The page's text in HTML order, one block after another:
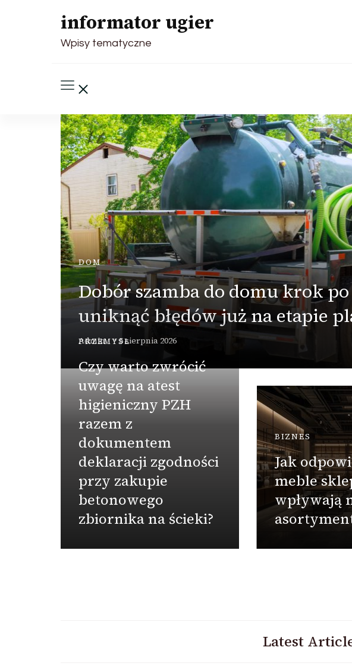
informator ugier
Wpisy tematyczne
DOM
Dobór szamba do domu krok
uniknąć błędów już na etapie
Admin 5 sierpnia 2026
PRZEMYSŁ
Czy warto zwrócić
uwagę na atest
higieniczny PZH
razem z
dokumentem
deklaracji zgodności
przy zakupie
betonowego
zbiornika na ścieki?
BIZNES
Jak
meble
wpływają
Latest